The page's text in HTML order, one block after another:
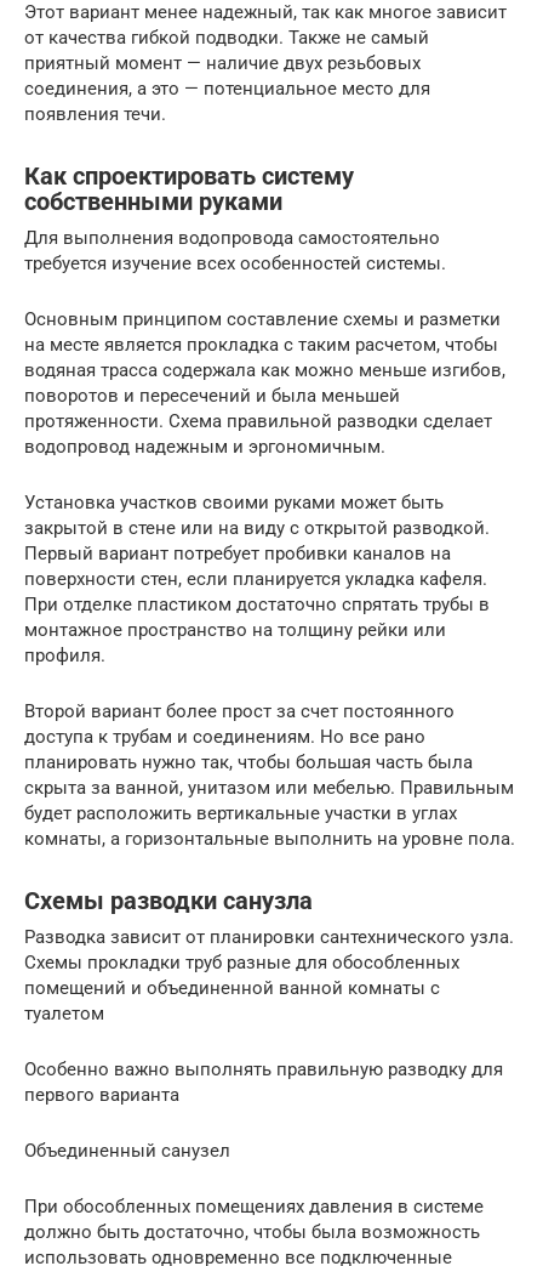
Этот вариант менее надежный, так как многое зависит
от качества гибкой подводки. Также не самый
приятный момент — наличие двух резьбовых
соединения, а это — потенциальное место для
появления течи.
Как спроектировать систему
собственными руками
Для выполнения водопровода самостоятельно
требуется изучение всех особенностей системы.
Основным принципом составление схемы и разметки
на месте является прокладка с таким расчетом, чтобы
водяная трасса содержала как можно меньше изгибов,
поворотов и пересечений и была меньшей
протяженности. Схема правильной разводки сделает
водопровод надежным и эргономичным.
Установка участков своими руками может быть
закрытой в стене или на виду с открытой разводкой.
Первый вариант потребует пробивки каналов на
поверхности стен, если планируется укладка кафеля.
При отделке пластиком достаточно спрятать трубы в
монтажное пространство на толщину рейки или
профиля.
Второй вариант более прост за счет постоянного
доступа к трубам и соединениям. Но все рано
планировать нужно так, чтобы большая часть была
скрыта за ванной, унитазом или мебелью. Правильным
будет расположить вертикальные участки в углах
комнаты, а горизонтальные выполнить на уровне пола.
Схемы разводки санузла
Разводка зависит от планировки сантехнического узла.
Схемы прокладки труб разные для обособленных
помещений и объединенной ванной комнаты с
туалетом
Особенно важно выполнять правильную разводку для
первого варианта
Объединенный санузел
При обособленных помещениях давления в системе
должно быть достаточно, чтобы была возможность
использовать одновременно все подключенные